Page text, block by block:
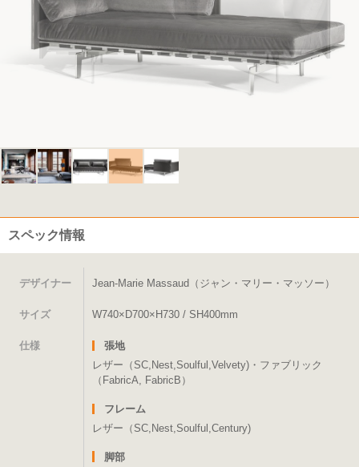
スペック情報
デザイナー Jean-Marie Massaud（ジャン・マリー・マッソー）
サイズ W740×D700×H730 / SH400mm
仕様
張地
レザー（SC,Nest,Soulful,Velvety)・ファブリック
（FabricA, FabricB）
フレーム
レザー（SC,Nest,Soulful,Century)
脚部